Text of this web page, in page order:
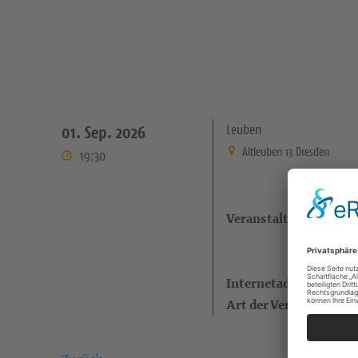
01. Sep. 2026
19:30
Leuben
Altleuben 13 Dresden
Veranstaltungsort
Internetadresse
Art der Veranstaltung